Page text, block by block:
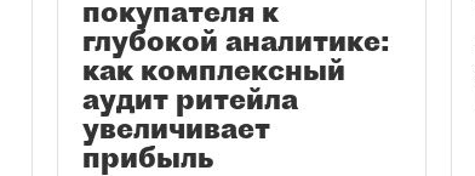
покупателя к
глубокой аналитике:
как комплексный
аудит ритейла
увеличивает
прибыль